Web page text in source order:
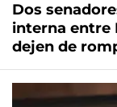
Dos
interna entre
dejen de